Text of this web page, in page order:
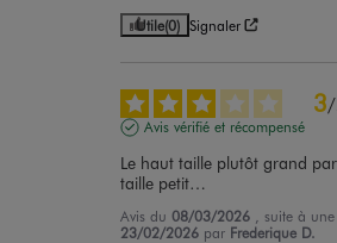
Utile(0) Signaler
3/
Avis vérifié et récompensé
Le haut taille plutôt grand
taille petit…
Avis du08/03/2026
, suite à
23/02/2026 par Frederique D.